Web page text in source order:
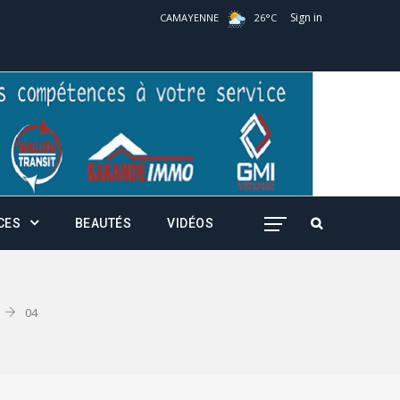
CAMAYENNE 26°C Sign in
BEAUTÉS VIDÉOS
04